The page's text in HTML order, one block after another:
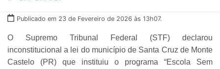
Publicado em 23 de Fevereiro de 2026 às 13h07.
O Supremo Tribunal Federal (STF) declarou
inconstitucional a lei do município de Santa Cruz de Monte
Castelo (PR) que instituiu o programa “Escola Sem